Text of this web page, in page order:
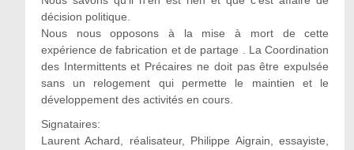
décision politique.
Nous nous opposons à la mise à mort de cette
expérience de fabrication et de partage . La Coordination
des Intermittents et Précaires ne doit pas être expulsée
sans un relogement qui permette le maintien et le
développement des activités en cours.
Signataires:
Laurent Achard, réalisateur, Philippe Aigrain, essayiste,